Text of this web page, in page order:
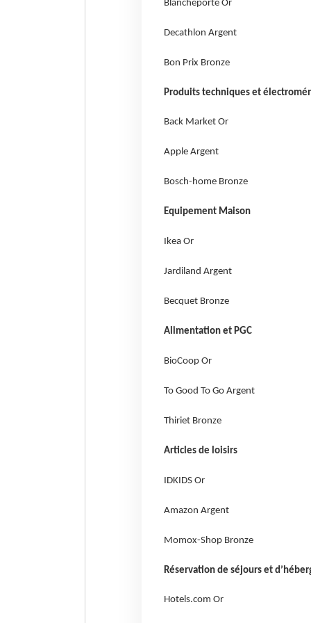
Blancheporte Or
Decathlon Argent
Bon Prix Bronze
Produits techniques et
Back Market Or
Apple Argent
Bosch-home Bronze
Equipement Maison
Ikea Or
Jardiland Argent
Becquet Bronze
Alimentation et PGC
BioCoop Or
To Good To Go Argent
Thiriet Bronze
Articles de loisirs
IDKIDS Or
Amazon Argent
Momox-Shop Bronze
Réservation de séjours et
Hotels.com Or